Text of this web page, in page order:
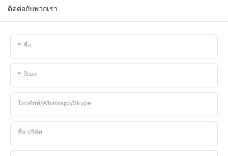
ติดต่อกับพวกเรา
ชื่อ
อีเมล
โทรศัพท์/whatsapp/skype
ชื่อ บริษัท